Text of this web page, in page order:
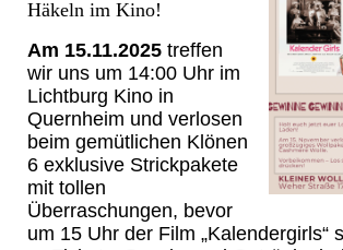
Häkeln im Kino!
Am 15.11.2025 treffen
wir uns um 14:00 Uhr im
Lichtburg Kino in
Quernheim und verlosen
beim gemütlichen Klönen
6 exklusive Strickpakete
mit tollen
Überraschungen, bevor
um 15 Uhr der Film „Kalendergirls“